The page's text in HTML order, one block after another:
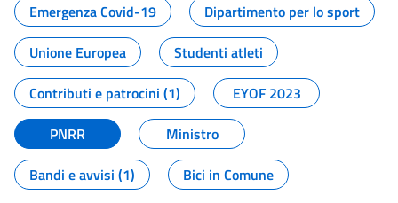
Emergenza Covid-19
Dipartimento per lo sport
Unione Europea
Studenti atleti
Contributi e patrocini (1)
EYOF 2023
PNRR
Ministro
Bandi e avvisi (1)
Bici in Comune